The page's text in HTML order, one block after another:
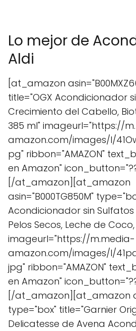
Lo mejor de
Aldi
[at_amazon
title="OGX Acondicionador
Crecimiento del Cabello,
385 ml" imageurl="https://
amazon.com/images/I/
pg" ribbon="AMAZON"
en Amazon"
[/at_amazon][at_amazon
asin="B000TG850M"
Acondicionador sin
Pelos Secos, Leche de
imageurl="https://m.media-
amazon.com/images/I/
jpg" ribbon="AMAZON"
en Amazon"
[/at_amazon][at_amazon
type="box" title="Garnier
Delicatesse de Avena